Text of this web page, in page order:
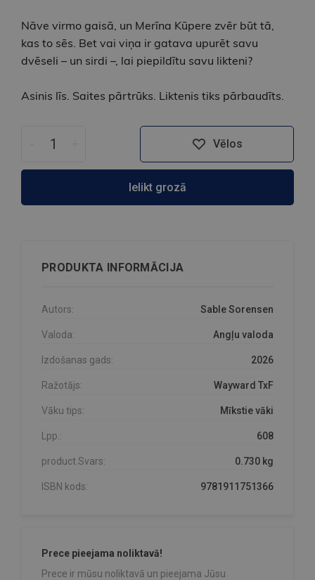
Nāve virmo gaisā, un Merīna Kūpere zvēr būt tā,
kas to sēs. Bet vai viņa ir gatava upurēt savu
dvēseli – un sirdi –, lai piepildītu savu likteni?
Asinis līs. Saites pārtrūks. Liktenis tiks pārbaudīts.
Vēlos
Ielikt grozā
PRODUKTA INFORMĀCIJA
Autors: Sable Sorensen
Valoda: Angļu valoda
Izdošanas gads: 2026
Ražotājs: Wayward TxF
Vāku tips: Mīkstie vāki
Lpp.: 608
product.Svars: 0.730 kg
ISBN kods: 9781911751366
Prece pieejama noliktavā!
Prece ir mūsu noliktavā un pieejama Jūsu